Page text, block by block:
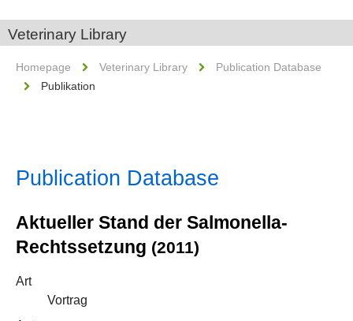
Veterinary Library
Homepage Veterinary Library
Publication Database
Publikation
Publication Database
Aktueller Stand der Salmonella-
Rechtssetzung (2011)
Art
Vortrag